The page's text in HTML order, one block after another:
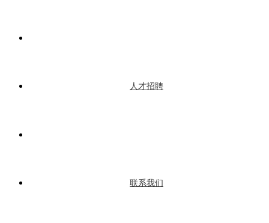
人才招聘
联系我们